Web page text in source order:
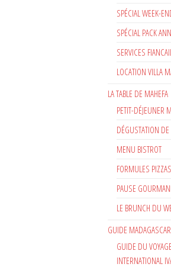
SPÉCIAL WEEK-
SPÉCIAL PACK
SERVICES
LOCATION VILLA
LA TABLE DE MAHEFA
PETIT-DÉJEUNER
DÉGUSTATION
MENU BISTROT
FORMULES PIZZAS
PAUSE
LE BRUNCH DU
GUIDE MADAGASCAR
GUIDE DU
INTERNATIONAL